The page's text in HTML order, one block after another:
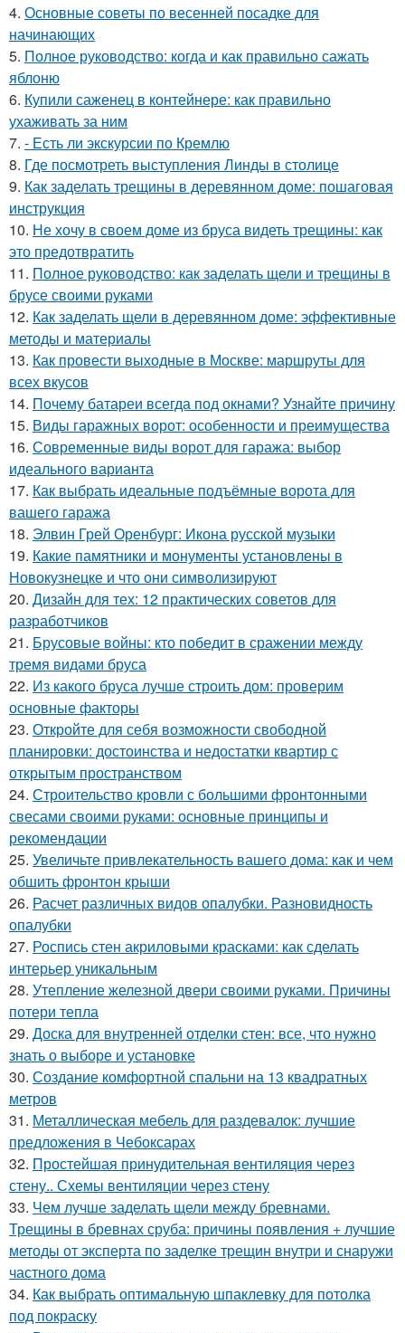
4. Основные советы по весенней посадке для
начинающих
5. Полное руководство: когда и как правильно сажать
яблоню
6. Купили саженец в контейнере: как правильно
ухаживать за ним
7. - Есть ли экскурсии по Кремлю
8. Где посмотреть выступления Линды в столице
9. Как заделать трещины в деревянном доме: пошаговая
инструкция
10. Не хочу в своем доме из бруса видеть трещины: как
это предотвратить
11. Полное руководство: как заделать щели и трещины в
брусе своими руками
12. Как заделать щели в деревянном доме: эффективные
методы и материалы
13. Как провести выходные в Москве: маршруты для
всех вкусов
14. Почему батареи всегда под окнами? Узнайте причину
15. Виды гаражных ворот: особенности и преимущества
16. Современные виды ворот для гаража: выбор
идеального варианта
17. Как выбрать идеальные подъёмные ворота для
вашего гаража
18. Элвин Грей Оренбург: Икона русской музыки
19. Какие памятники и монументы установлены в
Новокузнецке и что они символизируют
20. Дизайн для тех: 12 практических советов для
разработчиков
21. Брусовые войны: кто победит в сражении между
тремя видами бруса
22. Из какого бруса лучше строить дом: проверим
основные факторы
23. Откройте для себя возможности свободной
планировки: достоинства и недостатки квартир с
открытым пространством
24. Строительство кровли с большими фронтонными
свесами своими руками: основные принципы и
рекомендации
25. Увеличьте привлекательность вашего дома: как и чем
обшить фронтон крыши
26. Расчет различных видов опалубки. Разновидность
опалубки
27. Роспись стен акриловыми красками: как сделать
интерьер уникальным
28. Утепление железной двери своими руками. Причины
потери тепла
29. Доска для внутренней отделки стен: все, что нужно
знать о выборе и установке
30. Создание комфортной спальни на 13 квадратных
метров
31. Металлическая мебель для раздевалок: лучшие
предложения в Чебоксарах
32. Простейшая принудительная вентиляция через
стену.. Схемы вентиляции через стену
33. Чем лучше заделать щели между бревнами.
Трещины в бревнах сруба: причины появления + лучшие
методы от эксперта по заделке трещин внутри и снаружи
частного дома
34. Как выбрать оптимальную шпаклевку для потолка
под покраску